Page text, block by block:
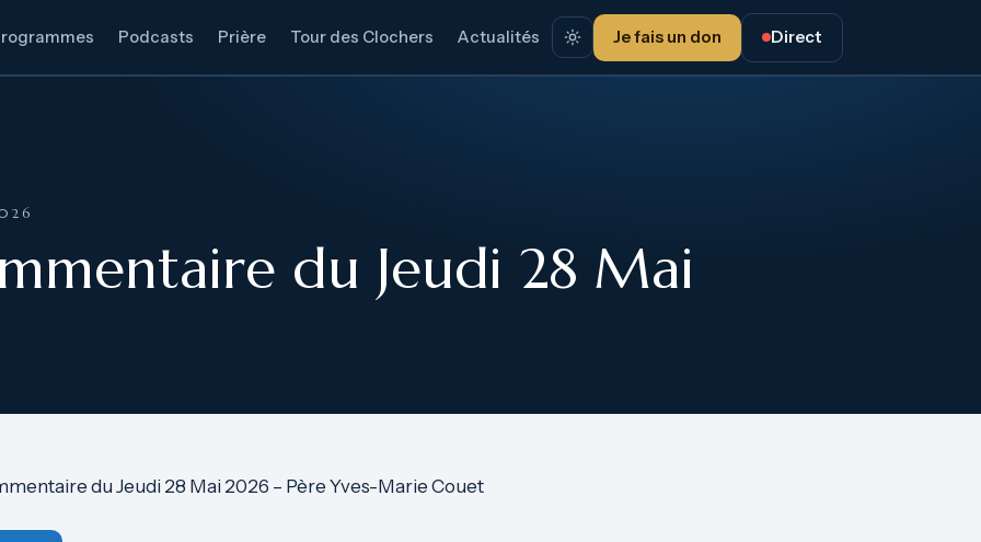
Podcasts Prière Tour des Clochers Actualités Je fais un don Direct
du Jeudi 28 Mai
du Jeudi 28 Mai 2026 – Père Yves-Marie Couet